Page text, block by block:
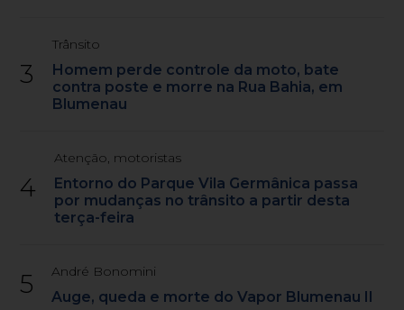
3
Trânsito
Homem perde controle da moto, bate
contra poste e morre na Rua Bahia, em
Blumenau
4
Atenção, motoristas
Entorno do Parque Vila Germânica passa
por mudanças no trânsito a partir desta
terça-feira
5 André Bonomini
Auge, queda e morte do Vapor Blumenau II